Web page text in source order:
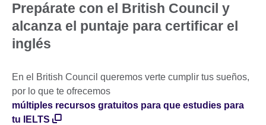
Prepárate con el British Council y
alcanza el puntaje para certificar el
inglés
En el British Council queremos verte cumplir tus sueños,
por lo que te ofrecemos
múltiples recursos gratuitos para que estudies para
tu IELTS